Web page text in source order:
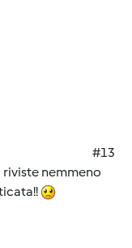
#13
nemmeno